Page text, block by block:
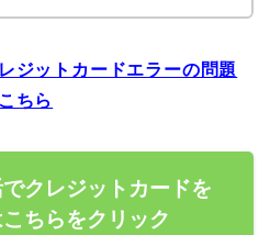
ジットカードエラーの問題
ちら
クレジットカードを
ちらをクリック